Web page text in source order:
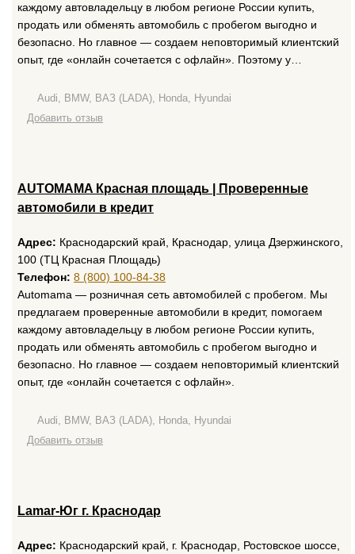
каждому автовладельцу в любом регионе России купить,
продать или обменять автомобиль с пробегом выгодно и
безопасно. Но главное — создаем неповторимый клиентский
опыт, где «онлайн сочетается с офлайн». Поэтому у…
Audi, BMW, ВАЗ (LADA), Honda, Hyundai
Добавить отзыв
AUTOMAMA Красная площадь | Проверенные
автомобили в кредит
Адрес: Краснодарский край, Краснодар, улица Дзержинского,
100 (ТЦ Красная Площадь)
Телефон: 8 (800) 100-84-38
Automama — розничная сеть автомобилей с пробегом. Мы
предлагаем проверенные автомобили в кредит, помогаем
каждому автовладельцу в любом регионе России купить,
продать или обменять автомобиль с пробегом выгодно и
безопасно. Но главное — создаем неповторимый клиентский
опыт, где «онлайн сочетается с офлайн».
Audi, BMW, ВАЗ (LADA), Honda, Hyundai
Добавить отзыв
Lamar-Юг г. Краснодар
Адрес: Краснодарский край, г. Краснодар, Ростовское шоссе,